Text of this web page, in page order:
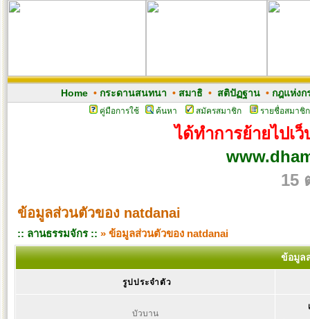
Home• กระดานสนทนา • สมาธิ• สติปัฏฐาน• กฎแห่งก
คู่มือการใช้ ค้นหา สมัครสมาชิก รายชื่อสมาชิก
ได้ทำการย้ายไปเ
15
ข้อมูลส่วนตัวของ natdanai
:: ลานธรรมจักร :: » ข้อมูลส่วนตัวของ natdanai
ข้อมูล
รูปประจำตัว
บัวบาน